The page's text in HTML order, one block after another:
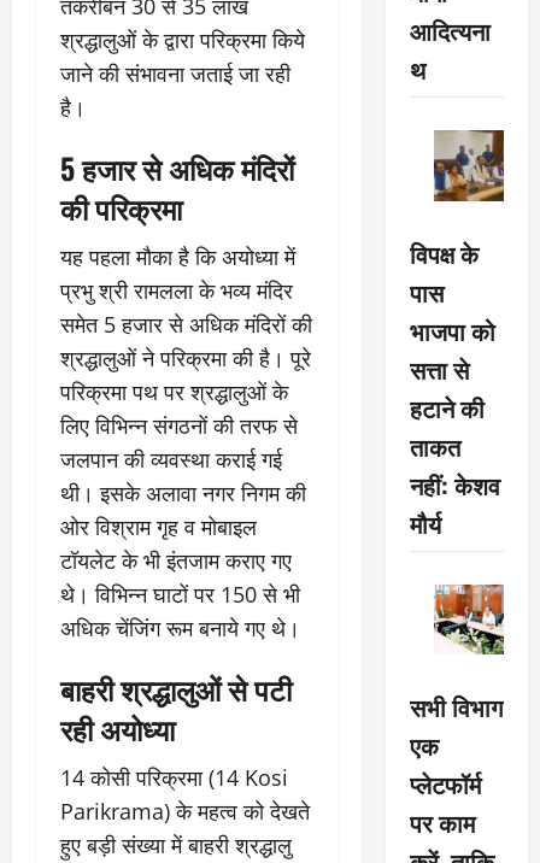
श्रद्धालुओं के द्वारा परिक्रमा किये
जाने की संभावना जताई जा रही
है।
5 हजार से अधिक मंदिरों
की परिक्रमा
यह पहला मौका है कि अयोध्या में
प्रभु श्री रामलला के भव्य मंदिर
समेत 5 हजार से अधिक मंदिरों की
श्रद्धालुओं ने परिक्रमा की है। पूरे
परिक्रमा पथ पर श्रद्धालुओं के
लिए विभिन्न संगठनों की तरफ से
जलपान की व्यवस्था कराई गई
थी। इसके अलावा नगर निगम की
ओर विश्राम गृह व मोबाइल
टॉयलेट के भी इंतजाम कराए गए
थे। विभिन्न घाटों पर 150 से भी
अधिक चेंजिंग रूम बनाये गए थे।
बाहरी श्रद्धालुओं से पटी
रही अयोध्या
14 कोसी परिक्रमा (14 Kosi
Parikrama) के महत्व को देखते
हुए बड़ी संख्या में बाहरी श्रद्धालु
आदित्यना
थ
विपक्ष के
पास
भाजपा को
सत्ता से
हटाने की
ताकत
नहीं: केशव
मौर्य
सभी विभाग
एक
प्लेटफॉर्म
पर काम